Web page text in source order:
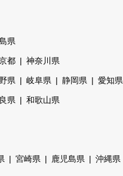
県
都 神奈川県
県 岐阜県 静岡県 愛知県
県 和歌山県
宮崎県 鹿児島県 沖縄県